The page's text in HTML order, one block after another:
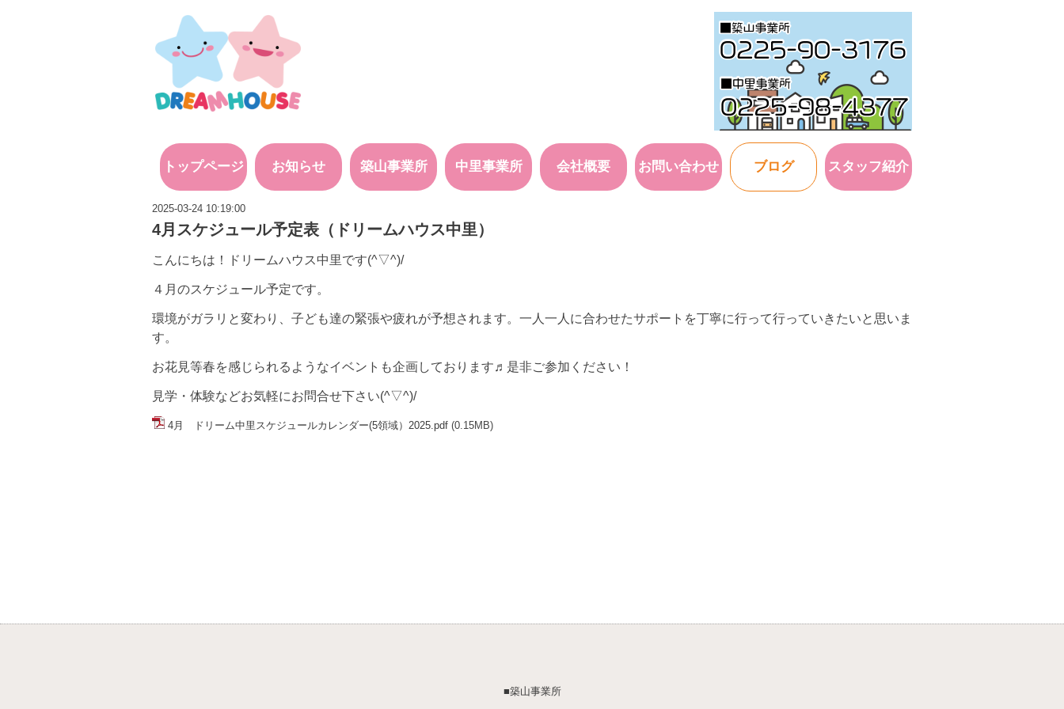
トップページ お知らせ 築山事業所 中里事業所 会社概要 お問い合わせ ブログ スタッフ紹介
2025-03-24 10:19:00
4月スケジュール予定表（ドリームハウス中里）
こんにちは！ドリームハウス中里です(^▽^)/
４月のスケジュール予定です。
環境がガラリと変わり、子ども達の緊張や疲れが予想されます。一人一人に合わせたサポートを丁寧に行って行っていきたいと思いま
す。
お花見等春を感じられるようなイベントも企画しております♬是非ご参加ください！
見学・体験などお気軽にお問合せ下さい(^▽^)/
4月 ドリーム中里スケジュールカレンダー(5領域）2025.pdf (0.15MB)
■築山事業所